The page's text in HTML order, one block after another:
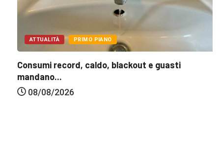
ATTUALITÀ PRIMO PIANO
Consumi record, caldo, blackout e guasti
mandano...
08/08/2026